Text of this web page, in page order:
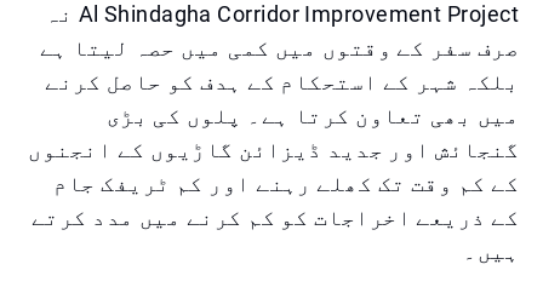
Al Shindagha Corridor Improvement Project نہ
صرف سفر کے وقتوں میں کمی میں حصہ لیتا ہے
بلکہ شہر کے استحکام کے ہدف کو حاصل کرنے
میں بھی تعاون کرتا ہے۔ پلوں کی بڑی
گنجائش اور جدید ڈیزائن گاڑیوں کے انجنوں
کے کم وقت تک کھلے رہنے اور کم ٹریفک جام
کے ذریعے اخراجات کو کم کرنے میں مدد کرتے
ہیں۔